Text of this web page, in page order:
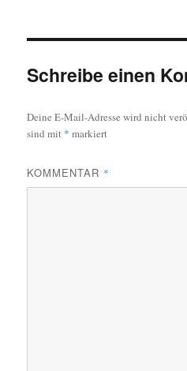
Schreibe einen
Deine E-Mail-Adresse wird nicht
sind mit * markiert
KOMMENTAR *